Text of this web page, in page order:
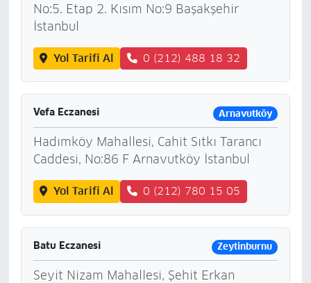
No:5. Etap 2. Kısım No:9 Başakşehir
İstanbul
Yol Tarifi Al 0 (212) 488 18 32
Vefa Eczanesi Arnavutköy
Hadımköy Mahallesi, Cahit Sıtkı Tarancı
Caddesi, No:86 F Arnavutköy İstanbul
Yol Tarifi Al 0 (212) 780 15 05
Batu Eczanesi Zeytinburnu
Seyit Nizam Mahallesi, Şehit Erkan